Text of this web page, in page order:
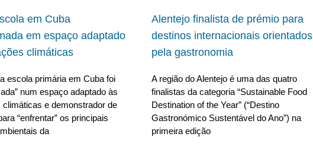
em Cuba
em espaço adaptado
climáticas
escola primária em Cuba foi
num espaço adaptado às
climáticas e demonstrador de
“enfrentar” os principais
da
Alentejo finalista de prémio para
destinos internacionais orientados
pela gastronomia
A região do Alentejo é uma das quatro
finalistas da categoria “Sustainable Food
Destination of the Year” (“Destino
Gastronómico Sustentável do Ano”) na
primeira edição